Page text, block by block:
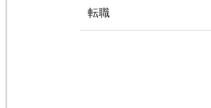
転職